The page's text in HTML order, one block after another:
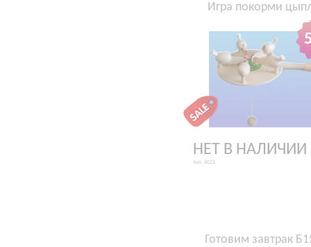
Игра покорми
НЕТ В НАЛИЧИИ
Арт. 8021
Готовим завтрак